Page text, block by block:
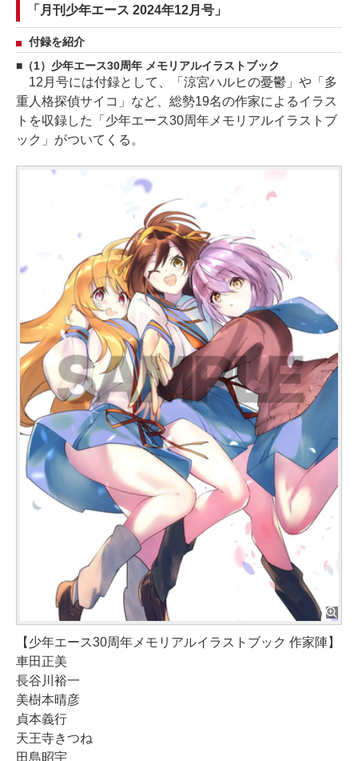
「月刊少年エース 2024年12月号」
付録を紹介
（1）少年エース30周年 メモリアルイラストブック
12月号には付録として、「涼宮ハルヒの憂鬱」や「多
重人格探偵サイコ」など、総勢19名の作家によるイラス
トを収録した「少年エース30周年メモリアルイラストブ
ック」がついてくる。
【少年エース30周年メモリアルイラストブック 作家陣】
車田正美
長谷川裕一
美樹本晴彦
貞本義行
天王寺きつね
田島昭宇